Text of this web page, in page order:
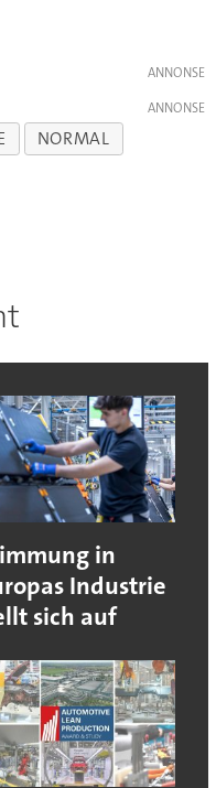
NORMAL
in
Industrie
sich auf